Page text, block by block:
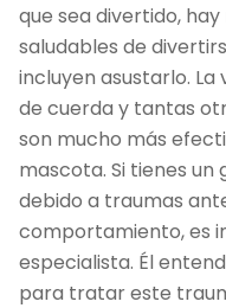
que sea divertido,
saludables de
incluyen asustarlo.
de cuerda y tantas
son mucho más
mascota. Si tienes
debido a traumas
comportamiento, es
especialista. Él
para tratar este